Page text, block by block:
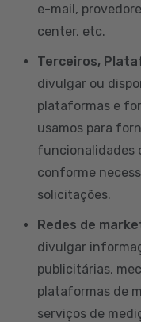
e-mail,
center, etc.
Terceiros,
divulgar ou
plataformas e
usamos para
funcionalidades
conforme
solicitações.
Redes de
divulgar
publicitárias,
plataformas de
serviços de